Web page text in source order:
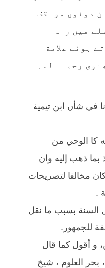
ان دونوں مواقف
میں راہ
ہوئے علامة
رحمہ اللہ
في شأن ابن تيمية
كا الوحي من
بما ذهب إليه وان
مخالفا لتصريحات
.
السنة بسبب ما نقل
للجمهور.
و أقول كما قال
بحر العلوم ، شيخ